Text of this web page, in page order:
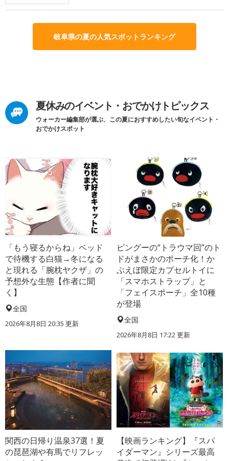
岐阜県の夏の人気スポットランキング
夏休みのイベント・おでかけトピックス
ウォーカー編集部が選ぶ、この夏におすすめしたい旬なイベント・
おでかけスポット
「もう寝るからね」ベッド
で待機する白猫→冬になる
と現れる「腕枕ヤクザ」の
予想外な生態【作者に聞
く】
全国
2026年8月8日 20:35 更新
ピングーの“トラウマ回”のト
ドがまさかのポーチ化！か
ぷえぼ限定カプセルトイに
「スマホストラップ」と
「フェイスポーチ」全10種
が登場
全国
2026年8月8日 17:22更新
関西の日帰り温泉37選！夏
の琵琶湖や有馬でリフレッ
【映画ランキング】『スパ
イダーマン』シリーズ最高